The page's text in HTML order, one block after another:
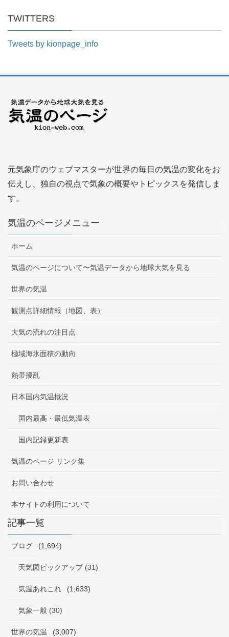
TWITTERS
Tweets by kionpage_info
元気象庁のウェブマスターが世界の毎日の気温の変化をお
伝えし、独自の視点で気象の概要やトピックスを発信しま
す。
気温のページメニュー
ホーム
気温のページについて〜気温データから地球大気を見る
世界の気温
観測点詳細情報（地図、表）
大気の流れの注目点
極域海氷面積の動向
熱帯擾乱
日本国内気温概況
国内最高・最低気温表
国内記録更新表
気温のページ リンク集
お問い合わせ
本サイトの利用について
記事一覧
ブログ (1,694)
天気図ピックアップ (31)
気温あれこれ (1,633)
気象一般 (30)
世界の気温 (3,007)